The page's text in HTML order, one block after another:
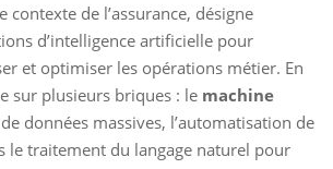
contexte de l’assurance, désigne
d’intelligence artificielle pour
et optimiser les opérations métier. En
sur plusieurs briques : le machine
de données massives, l’automatisation de
le traitement du langage naturel pour